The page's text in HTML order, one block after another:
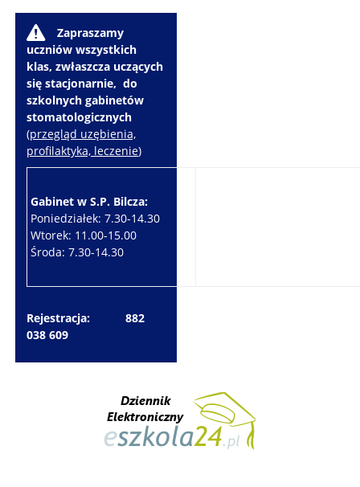
W
Zapraszamy
uczniów wszystkich
klas, zwłaszcza uczących
się stacjonarnie, do
szkolnych gabinetów
stomatologicznych
(przegląd uzębienia,
profilaktyka, leczenie)
Gabinet w S.P. Bilcza:
Poniedziałek: 7.30-14.30
Wtorek: 11.00-15.00
Środa: 7.30-14.30
Rejestracja: 882
038 609